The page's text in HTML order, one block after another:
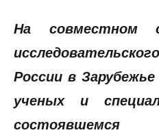
На совместном
России в
ученых и